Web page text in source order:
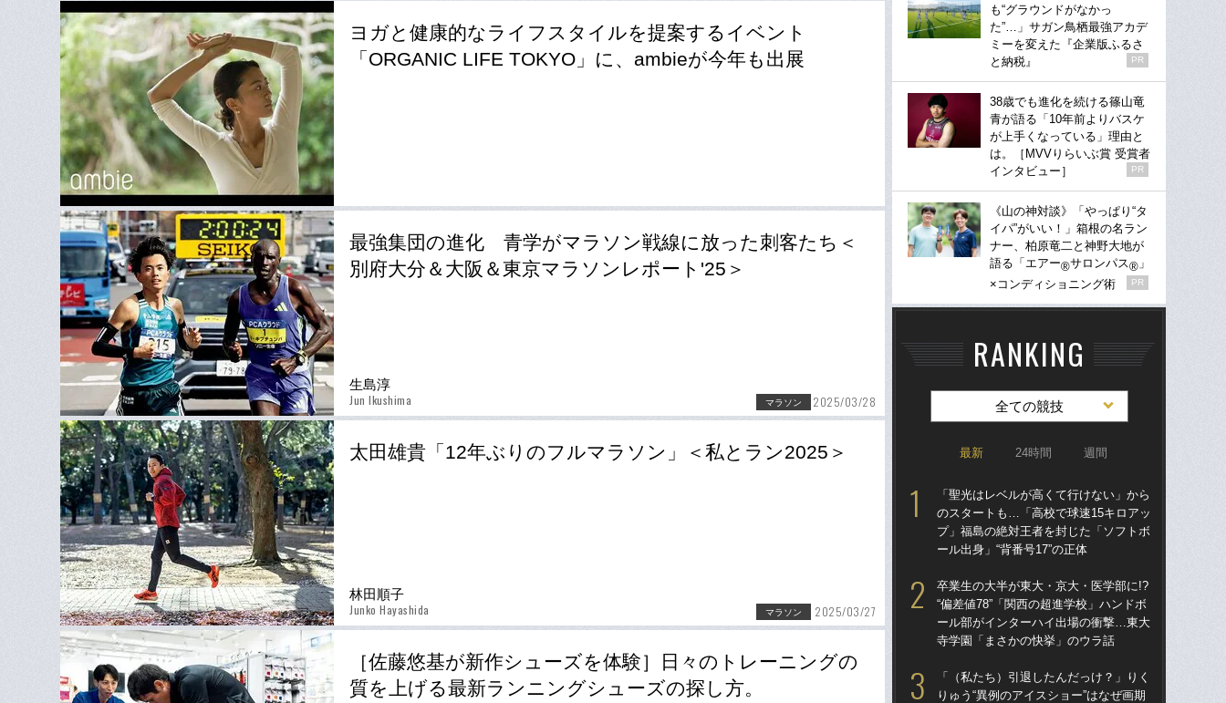
ヨガと健康的なライフスタイルを提案するイベント
「ORGANIC LIFE TOKYO」に、ambieが今年も出展
最強集団の進化 青学がマラソン戦線に放った刺客たち＜
別府大分＆大阪＆東京マラソンレポート'25＞
生島淳
Jun Ikushima マラソン 2025/03/28
太田雄貴「12年ぶりのフルマラソン」＜私とラン2025＞
林田順子
Junko Hayashida マラソン 2025/03/27
［佐藤悠基が新作シューズを体験］日々のトレーニングの
質を上げる最新ランニングシューズの探し方。
も“グラウンドがなかっ
た”…」サガン鳥栖最強アカデ
ミーを変えた『企業版ふるさ
と納税』
PR
38歳でも進化を続ける篠山竜
青が語る「10年前よりバスケ
が上手くなっている」理由と
は。［MVVりらいぶ賞 受賞者
インタビュー］
PR
《山の神対談》「やっぱり“タ
イパ”がいい！」箱根の名ラン
ナー、柏原竜二と神野大地が
語る「エアー®サロンパス® 」
×コンディショニング術
PR
RANKING
全ての競技
最新 24時間 週間
「聖光はレベルが高くて行けない」から
のスタートも…「高校で球速15キロアッ
プ」福島の絶対王者を封じた「ソフトボ
ール出身」“背番号17”の正体
卒業生の大半が東大・京大・医学部に!?
“偏差値78”「関西の超進学校」ハンドボ
ール部がインターハイ出場の衝撃…東大
寺学園「まさかの快挙」のウラ話
「（私たち）引退したんだっけ？」りく
りゅう“異例のアイスショー”はなぜ画期